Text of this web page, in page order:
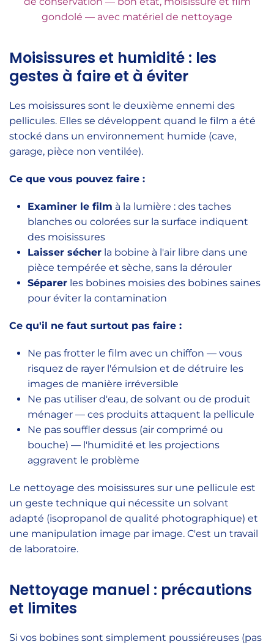
gondolé — avec matériel de nettoyage
Moisissures et humidité : les
gestes à faire et à éviter
Les moisissures sont le deuxième ennemi des
pellicules. Elles se développent quand le film a été
stocké dans un environnement humide (cave,
garage, pièce non ventilée).
Ce que vous pouvez faire :
Examiner le film à la lumière : des taches
blanches ou colorées sur la surface indiquent
des moisissures
Laisser sécher la bobine à l'air libre dans une
pièce tempérée et sèche, sans la dérouler
Séparer les bobines moisies des bobines saines
pour éviter la contamination
Ce qu'il ne faut surtout pas faire :
Ne pas frotter le film avec un chiffon — vous
risquez de rayer l'émulsion et de détruire les
images de manière irréversible
Ne pas utiliser d'eau, de solvant ou de produit
ménager — ces produits attaquent la pellicule
Ne pas souffler dessus (air comprimé ou
bouche) — l'humidité et les projections
aggravent le problème
Le nettoyage des moisissures sur une pellicule est
un geste technique qui nécessite un solvant
adapté (isopropanol de qualité photographique) et
une manipulation image par image. C'est un travail
de laboratoire.
Nettoyage manuel : précautions
et limites
Si vos bobines sont simplement poussiéreuses (pas